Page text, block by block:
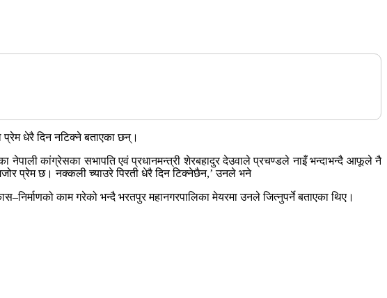
धेरै दिन नटिक्ने बताएका छन्।
नेपाली कांग्रेसका सभापति एवं प्रधानमन्त्री शेरबहादुर देउवाले प्रचण्डले नाइँ भन्दाभन्दै आफूले नै
प्रेम छ। नक्कली च्याउरे पिरती धेरै दिन टिक्नेछैन,’ उनले भने
काम गरेको भन्दै भरतपुर महानगरपालिका मेयरमा उनले जित्नुपर्ने बताएका थिए।